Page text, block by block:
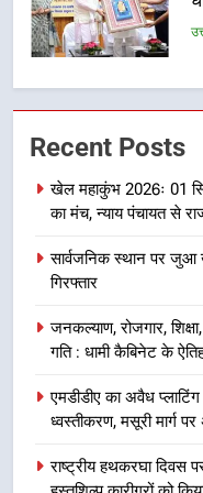
7
Recent Posts
खेल महाकुंभ 2026ः 01
का मंच, न्याय पंचायत से
सार्वजनिक स्थान पर जुआ
गिरफ्तार
जनकल्याण, रोजगार,
गति : धामी कैबिनेट के
एमडीडीए का अवैध
ध्वस्तीकरण, मसूरी मार्ग
राष्ट्रीय हथकरघा दिवस